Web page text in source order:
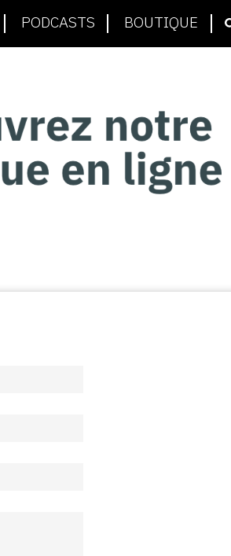
PODCASTS BOUTIQUE